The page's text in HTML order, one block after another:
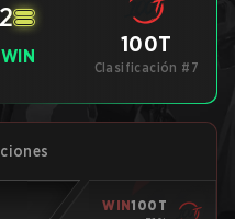
2
WIN 100T
Clasificación #7
WIN100T